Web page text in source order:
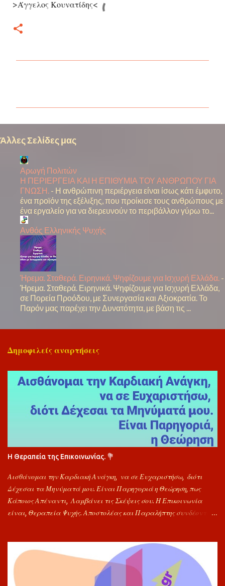
>Άγγελος Κουνατίδης<
α
Άλλες Σελίδες μας
Αρωγή Πολιτών
Η ΠΕΡΙΕΡΓΕΙΑ ΚΑΙ Η ΕΠΙΘΥΜΙΑ ΤΟΥ ΑΝΘΡΩΠΟΥ ΓΙΑ
ΓΝΩΣΗ. - Η ανθρώπινη περιέργεια είναι ίσως κάτι έμφυτο,
ένα προϊόν της εξέλιξης, που προίκισε τους ανθρώπους με
ένα εργαλείο για να διερευνούν το περιβάλλον γύρω το...
Ανθός Ελληνικής Ψυχής
Ήρεμα. Σταθερά. Ειρηνικά. Ψηφίζουμε για Ισχυρή Ελλάδα. -
Ήρεμα. Σταθερά. Ειρηνικά. Ψηφίζουμε για Ισχυρή Ελλάδα,
σε Πορεία Προόδου, με Συνεργασία και Αξιοκρατία. Το
Παρόν μας παρέχει την Δυνατότητα, με βάση τις ...
Δημοφιλείς αναρτήσεις
Η Θεραπεία της Επικοινωνίας. 💐
Αισθάνομαι την Καρδιακή Ανάγκη, να σε Ευχαριστήσω, διότι
Δέχεσαι τα Μηνύματά μου. Είναι Παρηγοριά η Θεώρηση, πως
Κάποιος Απέναντι, Λαμβάνει τις Σκέψεις σου. Η Επικοινωνία
είναι, Θεραπεία Ψυχής. Αποστολέας και Παραλήπτης συνδέονται
Πολύ. Εύχομαι, Υγεία και Δυνάμη, Αγάπη, Ελπίδα και Θεού Χαρά.
"Φίλος". ιμ🐬